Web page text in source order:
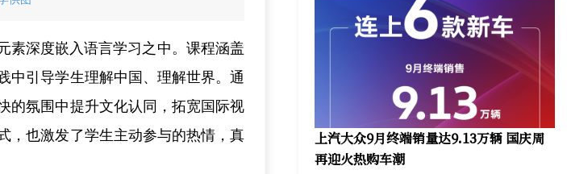
素深度嵌入语言学习之中。课程涵盖
中引导学生理解中国、理解世界。通
的氛围中提升文化认同，拓宽国际视
，也激发了学生主动参与的热情，真
上汽大众9月终端销量达9.13万辆 国庆周
再迎火热购车潮